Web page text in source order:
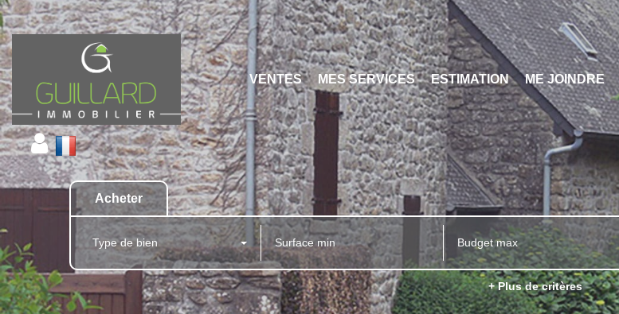
VENTES MES SERVICES ESTIMATION ME JOINDRE
Acheter
Type de bien
+ Plus de critères